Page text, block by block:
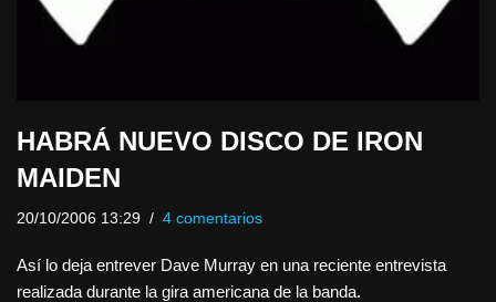
HABRÁ NUEVO DISCO DE IRON
MAIDEN
20/10/2006 13:29 4 comentarios
Así lo deja entrever Dave Murray en una reciente entrevista
realizada durante la gira americana de la banda.